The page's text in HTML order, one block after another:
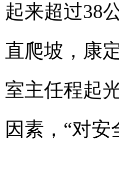
起来超过38
直爬坡，康
室主任程起
因素，“对